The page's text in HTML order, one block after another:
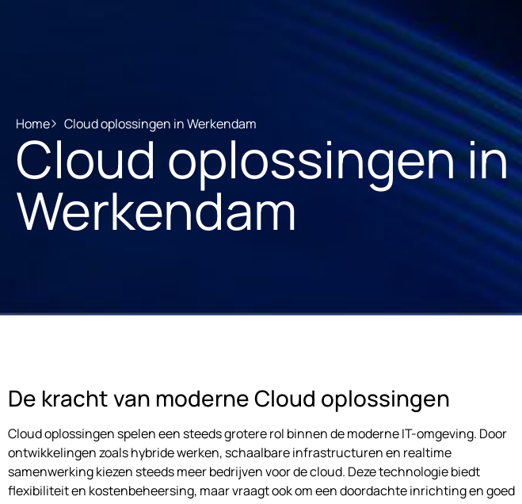
Home Cloud oplossingen in Werkendam
Cloud oplossingen in
Werkendam
De kracht van moderne Cloud oplossingen
Cloud oplossingen spelen een steeds grotere rol binnen de moderne IT-omgeving. Door
ontwikkelingen zoals hybride werken, schaalbare infrastructuren en realtime
samenwerking kiezen steeds meer bedrijven voor de cloud. Deze technologie biedt
flexibiliteit en kostenbeheersing, maar vraagt ook om een doordachte inrichting en goed